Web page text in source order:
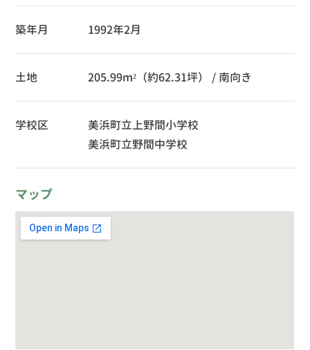
築年月 1992年2月
土地 205.99m²（約62.31坪） / 南向き
学校区
美浜町立上野間小学校
美浜町立野間中学校
マップ